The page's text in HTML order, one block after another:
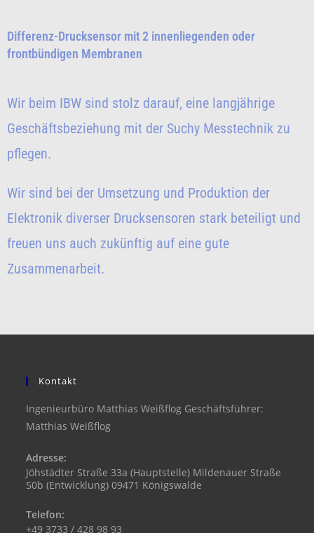
Differenz-Drucksensor mit 2 innenliegenden oder
frontbündigen Membranen
Wir beim IBW sind stolz darauf, eine langjährige
Geschäftsbeziehung mit der Suchy Messtechnik zu
pflegen.
Wir sind bei der Umsetzung und Produktion der
Elektronik diverser Drucksensoren stark beteiligt und
freuen uns auch zukünftig auf eine gute
Zusammenarbeit.
Kontakt
Ingenieurbüro Matthias Weißflog Geschäftsführer:
Matthias Weißflog
Adresse:
Jöhstädter Straße 33a (Hauptstelle) Mildenauer Straße
50b (Entwicklung) 09471 Königswalde
Telefon:
+49 3733 / 428 98 93